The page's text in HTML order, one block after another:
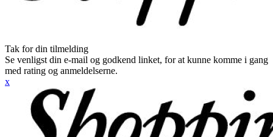
Tak for din tilmelding
Se venligst din e-mail og godkend linket, for at kunne komme i gang
med rating og anmeldelserne.
x